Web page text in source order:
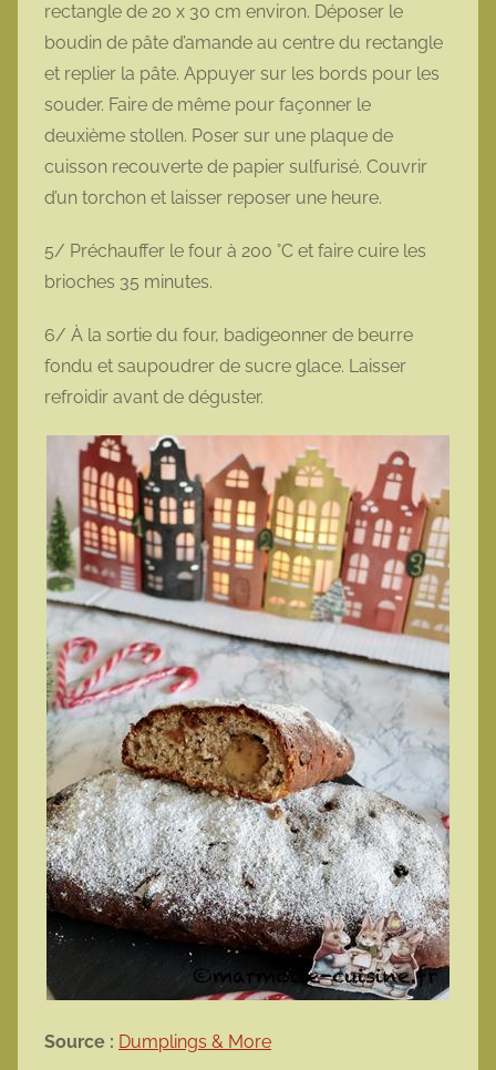
rectangle de 20 x 30 cm environ. Déposer le
boudin de pâte d’amande au centre du rectangle
et replier la pâte. Appuyer sur les bords pour les
souder. Faire de même pour façonner le
deuxième stollen. Poser sur une plaque de
cuisson recouverte de papier sulfurisé. Couvrir
d’un torchon et laisser reposer une heure.
5/ Préchauffer le four à 200 °C et faire cuire les
brioches 35 minutes.
6/ À la sortie du four, badigeonner de beurre
fondu et saupoudrer de sucre glace. Laisser
refroidir avant de déguster.
Source : Dumplings & More